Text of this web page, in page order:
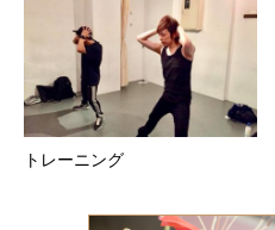
トレーニング